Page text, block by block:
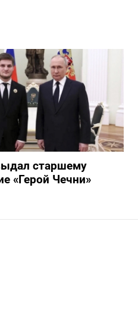
старшему
«Герой Чечни»